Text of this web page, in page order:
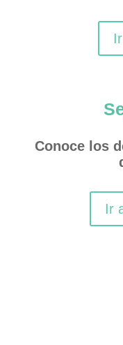
Conoce los
Ir